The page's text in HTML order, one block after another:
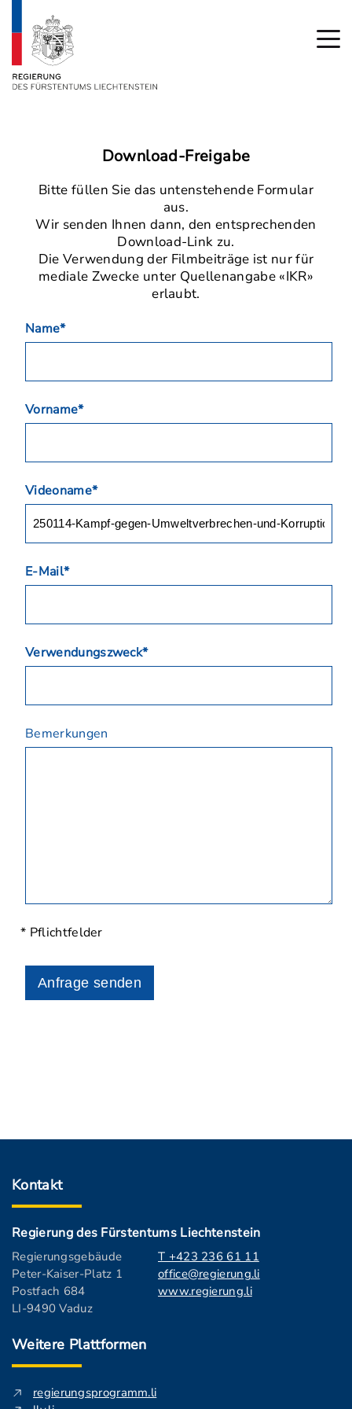
Download-Freigabe
Bitte füllen Sie das untenstehende Formular
aus.
Wir senden Ihnen dann, den entsprechenden
Download-Link zu.
Die Verwendung der Filmbeiträge ist nur für
mediale Zwecke unter Quellenangabe «IKR»
erlaubt.
Name*
Vorname*
Videoname*
E-Mail*
Verwendungszweck*
Bemerkungen
* Pflichtfelder
Anfrage senden
Kontakt
Regierung des Fürstentums Liechtenstein
Regierungsgebäude
Peter-Kaiser-Platz 1
Postfach 684
LI-9490 Vaduz
T +423 236 61 11
office@regierung.li
www.regierung.li
Weitere Plattformen
regierungsprogramm.li